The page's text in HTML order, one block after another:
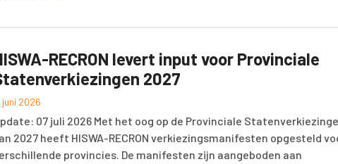
RECRON levert input voor Provinciale
2027
juni 2026
07 juli 2026 Met het oog op de Provinciale
2027 heeft HISWA-RECRON verkiezingsmanifesten opgesteld
provincies. De manifesten zijn aangeboden aan